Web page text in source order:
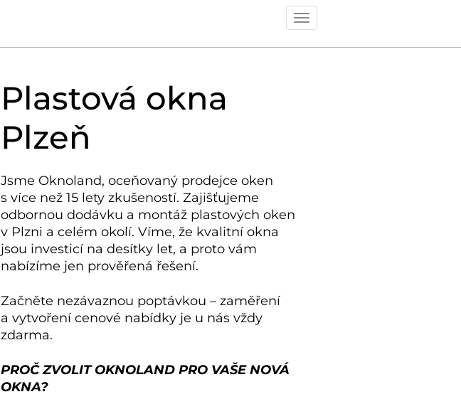
Toggle
Plastová okna
Plzeň
Jsme Oknoland, oceňovaný prodejce oken
s více než 15 lety zkušeností. Zajišťujeme
odbornou dodávku a montáž plastových oken
v Plzni a celém okolí. Víme, že kvalitní okna
jsou investicí na desítky let, a proto vám
nabízíme jen prověřená řešení.
Začněte nezávaznou poptávkou – zaměření
a vytvoření cenové nabídky je u nás vždy
zdarma.
PROČ ZVOLIT OKNOLAND PRO VAŠE NOVÁ
OKNA?